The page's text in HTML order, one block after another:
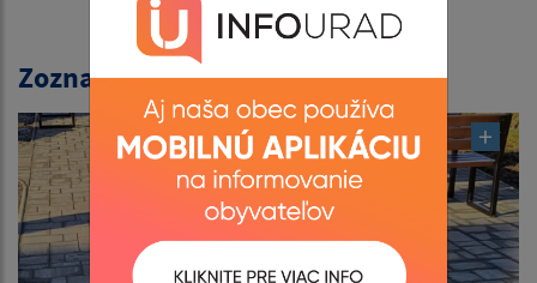
Zoznam fotogalérií: